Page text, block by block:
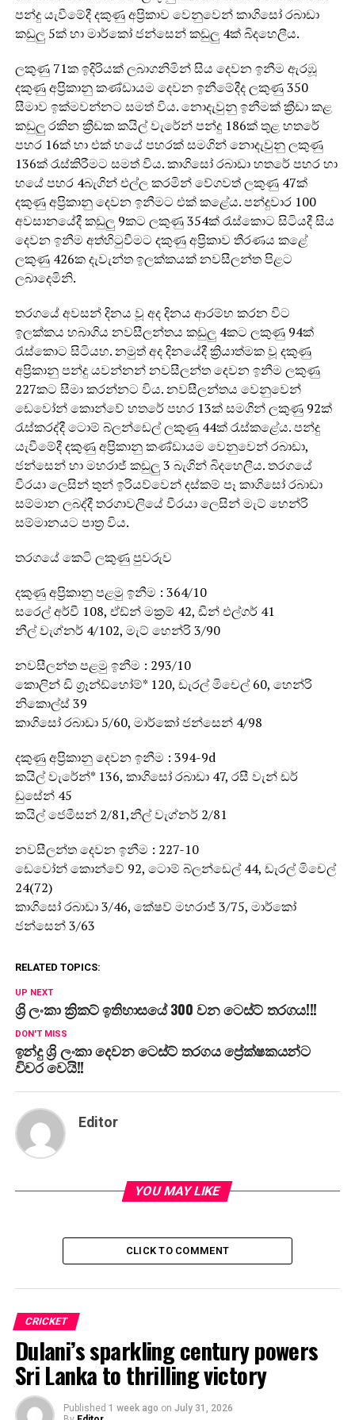
පන්දු යැවීමේදී දකුණු අප්‍රිකාව වෙනුවෙන් කාගිසෝ රබාඩා
කඩුලු 5ක් හා මාර්කෝ ජන්සෙන් කඩුලු 4ක් බිදහෙලීය.
ලකුණු 71ක ඉදිරියක් ලබාගනිමින් සිය දෙවන ඉනීම ඇරඹූ
දකුණු අප්‍රිකානු කණ්ඩායම දෙවන ඉනීමේදීද ලකුණු 350
සීමාව ඉක්මවන්නට සමත් විය. නොදැවුනු ඉනීමක් ක්‍රීඩා කළ
කඩුලු රකින ක්‍රීඩක කයිල් වැරේන් පන්දු 186ක් තුළ හතරේ
පහර 16ක් හා එක් හයේ පහරක් සමගින් නොදැවුනු ලකුණු
136ක් රැස්කිරීමට සමත් විය. කාගිසෝ රබාඩා හතරේ පහර හා
හයේ පහර 4බැගින් එල්ල කරමින් වේගවත් ලකුණු 47ක්
දකුණු අප්‍රිකානු දෙවන ඉනීමට එක් කළේය. පන්දුවාර 100
අවසානයේදී කඩුලු 9කට ලකුණු 354ක් රැස්කොට සිටියදී සිය
දෙවන ඉනීම අත්හිටුවීමට දකුණු අප්‍රිකාව තීරණය කළේ
ලකුණු 426ක දැවැන්ත ඉලක්කයක් නවසීලන්ත පිළට
ලබාදෙමිනි.
තරගයේ අවසන් දිනය වූ අද දිනය ආරම්භ කරන විට
ඉලක්කය හබාගිය නවසීලන්තය කඩුලු 4කට ලකුණු 94ක්
රැස්කොට සිටියහ. නමුත් අද දිනයේදී ක්‍රියාත්මක වූ දකුණු
අප්‍රිකානු පන්දු යවන්නන් නවසීලන්ත දෙවන ඉනීම ලකුණු
227කට සීමා කරන්නට විය. නවසීලන්තය වෙනුවෙන්
ඩෙවෝන් කොන්වේ හතරේ පහර 13ක් සමගින් ලකුණු 92ක්
රැස්කරද්දී ටොම් බ්ලන්ඩෙල් ලකුණු 44ක් රැස්කළේය. පන්දු
යැවීමේදී දකුණු අප්‍රිකානු කණ්ඩායම වෙනුවෙන් රබාඩා,
ජන්සෙන් හා මහරාජ් කඩුලු 3 බැගින් බිදහෙලීය. තරගයේ
වීරයා ලෙසින් තුන් ඉරියව්වෙන් දස්කම් පෑ කාගිසෝ රබාඩා
සම්මාන ලබද්දී තරගාවලියේ වීරයා ලෙසින් මැට් හෙන්රි
සම්මානයට පාත්‍ර විය.
තරගයේ කෙටි ලකුණු පුවරුව
දකුණු අප්‍රිකානු පළමු ඉනීම : 364/10
සරෙල් අර්වී 108, ඒඩ්න් මක්‍රම් 42, ඩීන් එල්ගර් 41
නීල් වැග්නර් 4/102, මැට් හෙන්රි 3/90
නවසීලන්ත පළමු ඉනීම : 293/10
කොලින් ඩි ග්‍රෑන්ඩ්හෝම්* 120, ඩැරල් මිචෙල් 60, හෙන්රි
නිකොල්ස් 39
කාගිසෝ රබාඩා 5/60, මාර්කෝ ජන්සෙන් 4/98
දකුණු අප්‍රිකානු දෙවන ඉනීම : 394-9d
කයිල් වැරේන්* 136, කාගිසෝ රබාඩා 47, රසී වැන් ඩර්
ඩුසේන් 45
කයිල් ජෙමීසන් 2/81,නීල් වැග්නර් 2/81
නවසීලන්ත දෙවන ඉනීම : 227-10
ඩෙවෝන් කොන්වේ 92, ටොම් බ්ලන්ඩෙල් 44, ඩැරල් මිචෙල්
24(72)
කාගිසෝ රබාඩා 3/46, කේෂව් මහරාජ් 3/75, මාර්කෝ
ජන්සෙන් 3/63
RELATED TOPICS:
UP NEXT
ශ්‍රි ලංකා ක්‍රිකට් ඉතිහාසයේ 300 වන ටෙස්ට් තරගය!!!
DON'T MISS
ඉන්දු ශ්‍රි ලංකා දෙවන ටෙස්ට් තරගය ප්‍රේක්ෂකයන්ට
විවර වෙයි!!
Editor
YOU MAY LIKE
CLICK TO COMMENT
CRICKET
Dulani’s sparkling century powers
Sri Lanka to thrilling victory
Published 1 week ago on July 31, 2026